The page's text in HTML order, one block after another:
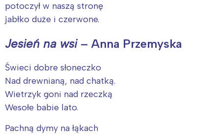
potoczył w naszą stronę
jabłko duże i czerwone.
Jesień na wsi– Anna Przemyska
Świeci dobre słoneczko
Nad drewnianą, nad chatką.
Wietrzyk goni nad rzeczką
Wesołe babie lato.
Pachną dymy na łąkach